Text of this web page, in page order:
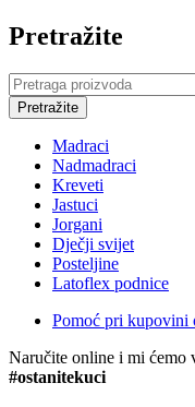
Pretražite
Madraci
Nadmadraci
Kreveti
Jastuci
Jorgani
Dječji svijet
Posteljine
Latoflex podnice
Pomoć pri kupovini
Naručite online i mi ćemo
#ostanitekuci